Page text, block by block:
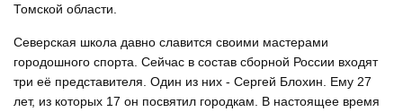
Томской области.
Северская школа давно славится своими мастерами
городошного спорта. Сейчас в состав сборной России входят
три её представителя. Один из них - Сергей Блохин. Ему 27
лет, из которых 17 он посвятил городкам. В настоящее время